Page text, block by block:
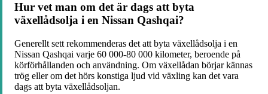
Hur vet man om det är dags att byta
växellådsolja i en Nissan Qashqai?
Generellt sett rekommenderas det att byta växellådsolja i en
Nissan Qashqai varje 60 000-80 000 kilometer, beroende på
körförhållanden och användning. Om växellådan börjar kännas
trög eller om det hörs konstiga ljud vid växling kan det vara
dags att byta växellådsoljan.